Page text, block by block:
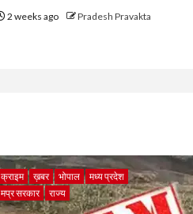
2 weeks ago Pradesh Pravakta
क्राइम ख़बर भोपाल
मध्य प्रदेश
मप्र सरकार
राज्य